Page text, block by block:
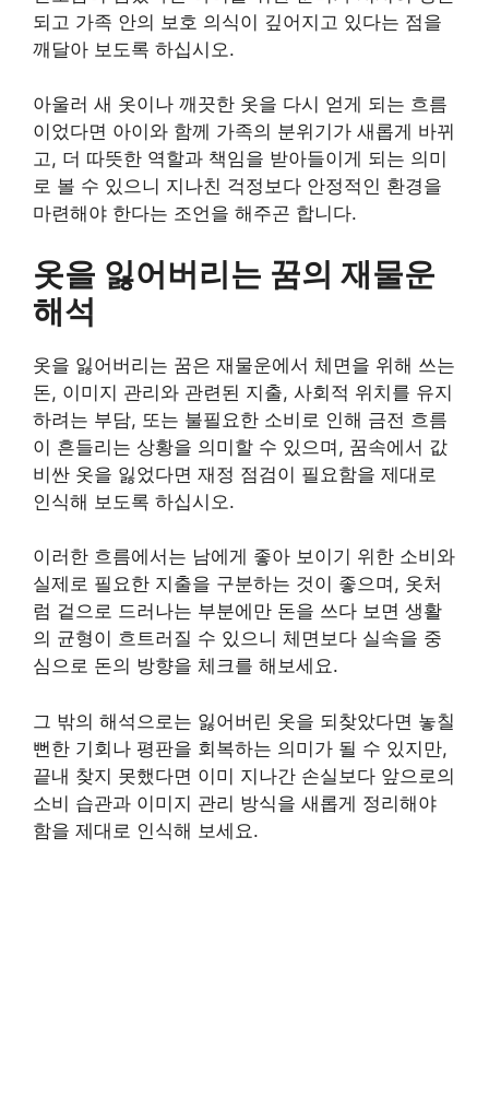
되고 가족 안의 보호 의식이 깊어지고 있다는 점을
깨달아 보도록 하십시오.
아울러 새 옷이나 깨끗한 옷을 다시 얻게 되는 흐름
이었다면 아이와 함께 가족의 분위기가 새롭게 바뀌
고, 더 따뜻한 역할과 책임을 받아들이게 되는 의미
로 볼 수 있으니 지나친 걱정보다 안정적인 환경을
마련해야 한다는 조언을 해주곤 합니다.
옷을 잃어버리는 꿈의 재물운
해석
옷을 잃어버리는 꿈은 재물운에서 체면을 위해 쓰는
돈, 이미지 관리와 관련된 지출, 사회적 위치를 유지
하려는 부담, 또는 불필요한 소비로 인해 금전 흐름
이 흔들리는 상황을 의미할 수 있으며, 꿈속에서 값
비싼 옷을 잃었다면 재정 점검이 필요함을 제대로
인식해 보도록 하십시오.
이러한 흐름에서는 남에게 좋아 보이기 위한 소비와
실제로 필요한 지출을 구분하는 것이 좋으며, 옷처
럼 겉으로 드러나는 부분에만 돈을 쓰다 보면 생활
의 균형이 흐트러질 수 있으니 체면보다 실속을 중
심으로 돈의 방향을 체크를 해보세요.
그 밖의 해석으로는 잃어버린 옷을 되찾았다면 놓칠
뻔한 기회나 평판을 회복하는 의미가 될 수 있지만,
끝내 찾지 못했다면 이미 지나간 손실보다 앞으로의
소비 습관과 이미지 관리 방식을 새롭게 정리해야
함을 제대로 인식해 보세요.